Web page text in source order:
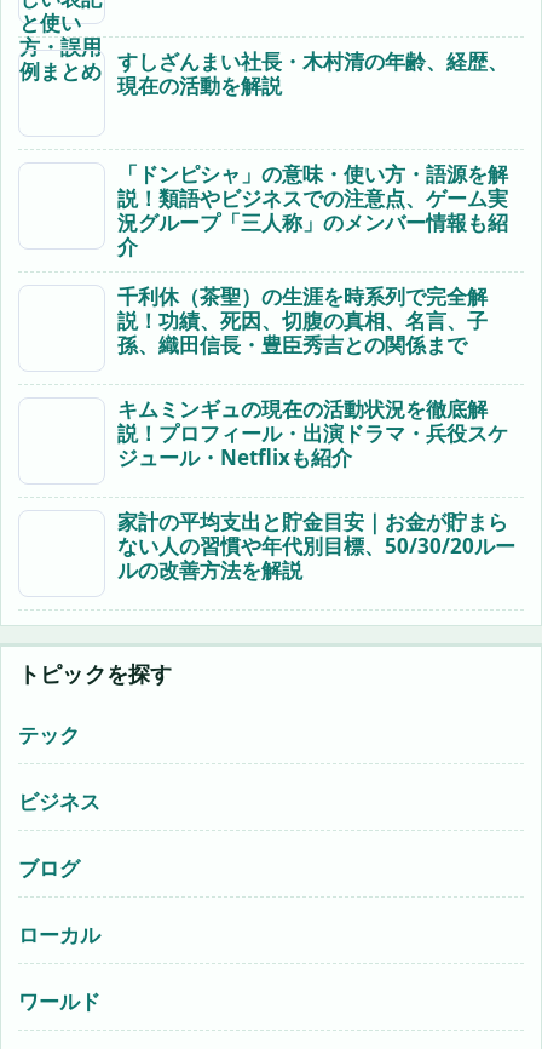
すしざんまい社長・木村清の年齢、経歴、
現在の活動を解説
「ドンピシャ」の意味・使い方・語源を解
説！類語やビジネスでの注意点、ゲーム実
況グループ「三人称」のメンバー情報も紹
介
千利休（茶聖）の生涯を時系列で完全解
説！功績、死因、切腹の真相、名言、子
孫、織田信長・豊臣秀吉との関係まで
キムミンギュの現在の活動状況を徹底解
説！プロフィール・出演ドラマ・兵役スケ
ジュール・Netflixも紹介
家計の平均支出と貯金目安｜お金が貯まら
ない人の習慣や年代別目標、50/30/20ルー
ルの改善方法を解説
トピックを探す
テック
ビジネス
ブログ
ローカル
ワールド